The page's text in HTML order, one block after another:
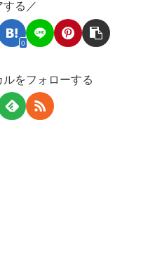
る／
0
をフォローする